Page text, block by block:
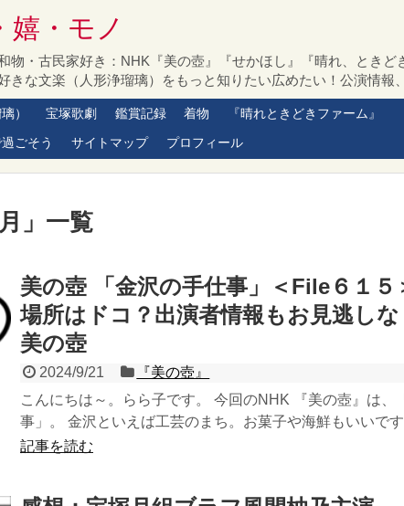
嬉・モノ
物・古民家好き：NHK『美の壺』『せかほし』『晴れ、とき
きな文楽（人形浄瑠璃）をもっと知りたい広めたい！公演情報
） 宝塚歌劇 鑑賞記録 着物 『晴れときどきファーム』
ごそう サイトマップ プロフィール
」 一覧
美の壺 「金沢の手仕事」＜File６１５
場所はドコ？出演者情報もお見逃し
美の壺
2024/9/21
『美の壺』
こんにちは～。らら子です。 今回のNHK 『美の壺』は、
事」。 金沢といえば工芸のまち。お菓子や海鮮もいいで
記事を読む